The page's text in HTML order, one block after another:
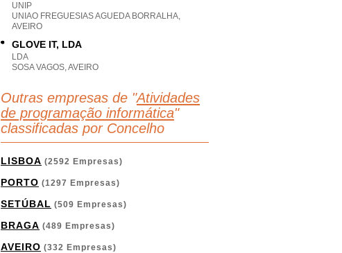
UNIP
UNIAO FREGUESIAS AGUEDA BORRALHA,
AVEIRO
GLOVE IT, LDA
LDA
SOSA VAGOS, AVEIRO
Outras empresas de "Atividades
de programação informática"
classificadas por Concelho
LISBOA (2592 Empresas)
PORTO (1297 Empresas)
SETÚBAL (509 Empresas)
BRAGA (489 Empresas)
AVEIRO (332 Empresas)